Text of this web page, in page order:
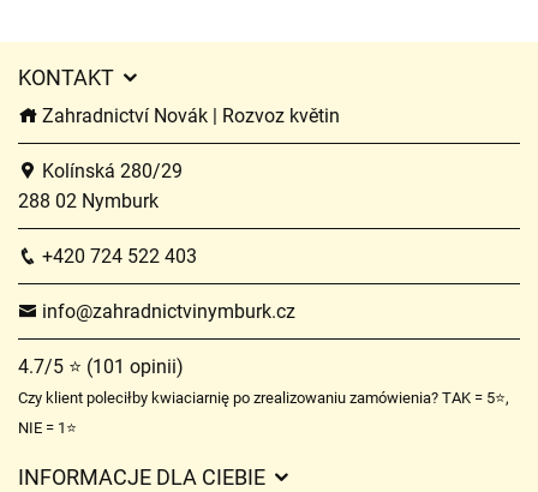
KONTAKT
Zahradnictví Novák | Rozvoz květin
Kolínská 280/29
288 02 Nymburk
+420 724 522 403
info@zahradnictvinymburk.cz
4.7/5 ⭐ (101 opinii)
Czy klient poleciłby kwiaciarnię po zrealizowaniu zamówienia? TAK = 5⭐,
NIE = 1⭐
INFORMACJE DLA CIEBIE